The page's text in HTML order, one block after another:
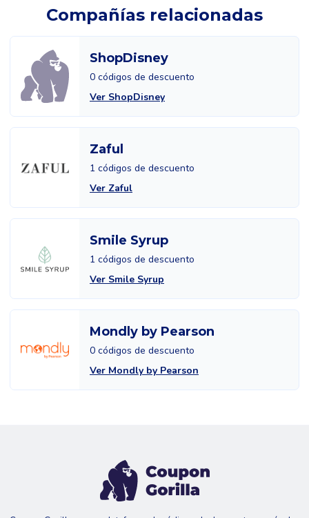
Compañías relacionadas
ShopDisney
0 códigos de descuento
Ver ShopDisney
Zaful
1 códigos de descuento
Ver Zaful
Smile Syrup
1 códigos de descuento
Ver Smile Syrup
Mondly by Pearson
0 códigos de descuento
Ver Mondly by Pearson